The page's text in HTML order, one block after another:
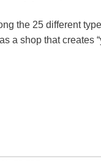
the 25 different
a shop that creates